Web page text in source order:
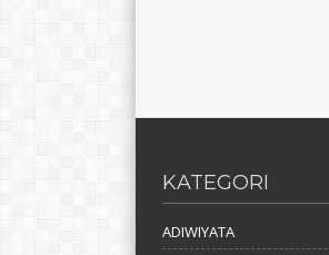
KATEGORI
ADIWIYATA